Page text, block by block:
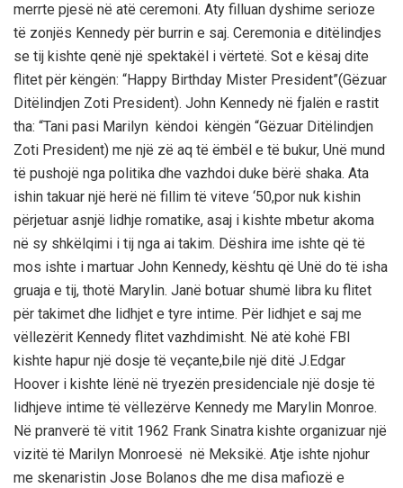
merrte pjesё nё atё ceremoni. Aty filluan dyshime serioze
tё zonjёs Kennedy pёr burrin e saj. Ceremonia e ditёlindjes
se tij kishte qenё njё spektakёl i vёrtetё. Sot e kёsaj dite
flitet pёr kёngёn: “Happy Birthday Mister President”(Gёzuar
Ditёlindjen Zoti President). John Kennedy nё fjalёn e rastit
tha: “Tani pasi Marilyn kёndoi kёngёn “Gёzuar Ditёlindjen
Zoti President) me njё zё aq tё ёmbёl e tё bukur, Unё mund
tё pushojё nga politika dhe vazhdoi duke bёrё shaka. Ata
ishin takuar njё herё nё fillim tё viteve ‘50,por nuk kishin
pёrjetuar asnjё lidhje romatike, asaj i kishte mbetur akoma
nё sy shkёlqimi i tij nga ai takim. Dёshira ime ishte qё tё
mos ishte i martuar John Kennedy, kёshtu qё Unё do tё isha
gruaja e tij, thotё Marylin. Janё botuar shumё libra ku flitet
pёr takimet dhe lidhjet e tyre intime. Pёr lidhjet e saj me
vёllezёrit Kennedy flitet vazhdimisht. Nё atё kohё FBI
kishte hapur njё dosje tё veçante,bile njё ditё J.Edgar
Hoover i kishte lёnё nё tryezёn presidenciale njё dosje tё
lidhjeve intime tё vёllezёrve Kennedy me Marylin Monroe.
Nё pranverё tё vitit 1962 Frank Sinatra kishte organizuar njё
vizitё tё Marilyn Monroesё nё Meksikё. Atje ishte njohur
me skenaristin Jose Bolanos dhe me disa mafiozё e